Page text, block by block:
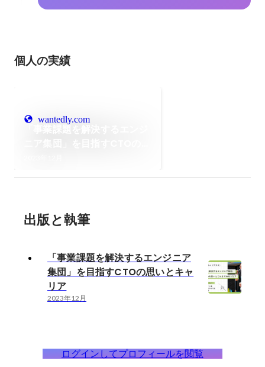
個人の実績
wantedly.com
出版と執筆
「事業課題を解決するエンジニア
集団」を目指すCTOの思いとキャ
リア
2023年12月
ログインしてプロフィールを閲覧